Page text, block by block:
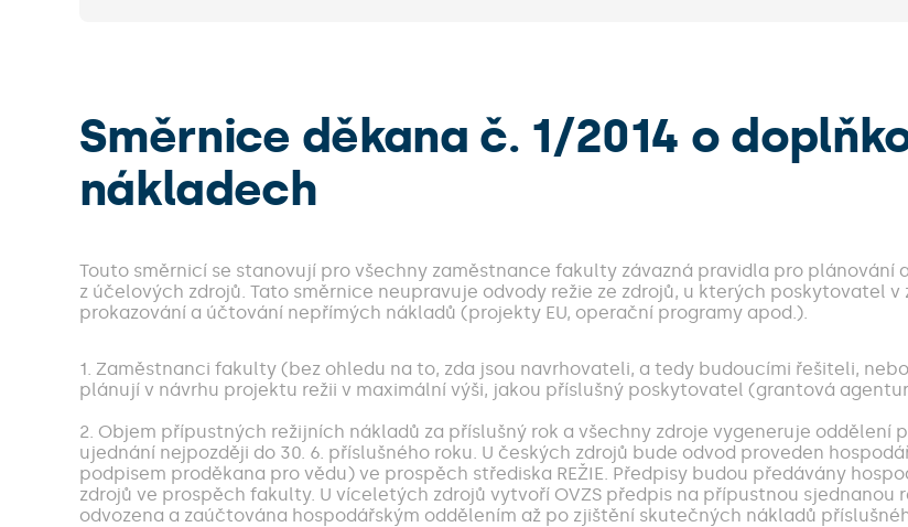
Směrnice děkana č. 1/2014 o
nákladech
Touto směrnicí se stanovují pro všechny zaměstnance fakulty závazná pravidla pro
z účelových zdrojů. Tato směrnice neupravuje odvody režie ze zdrojů, u kterých poskytovatel
prokazování a účtování nepřímých nákladů (projekty EU, operační programy apod.).
1. Zaměstnanci fakulty (bez ohledu na to, zda jsou navrhovateli, a tedy budoucími řešiteli,
plánují v návrhu projektu režii v maximální výši, jakou příslušný poskytovatel (grantová
2. Objem přípustných režijních nákladů za příslušný rok a všechny zdroje vygeneruje oddělení
ujednání nejpozději do 30. 6. příslušného roku. U českých zdrojů bude odvod proveden
podpisem proděkana pro vědu) ve prospěch střediska REŽIE. Předpisy budou předávány
zdrojů ve prospěch fakulty. U víceletých zdrojů vytvoří OVZS předpis na přípustnou
odvozena a zaúčtována hospodářským oddělením až po zjištění skutečných nákladů